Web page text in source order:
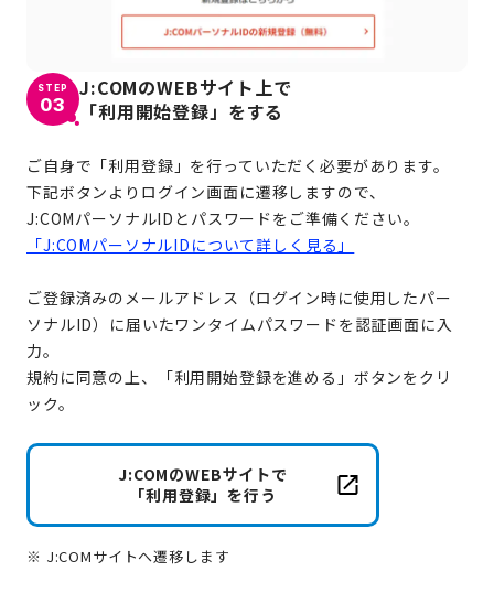
STEP
03
J:COMのWEBサイト上で
「利用開始登録」をする
ご自身で「利用登録」を行っていただく必要があります。
下記ボタンよりログイン画面に遷移しますので、
J:COMパーソナルIDとパスワードをご準備ください。
「J:COMパーソナルIDについて詳しく見る」
ご登録済みのメールアドレス（ログイン時に使用したパー
ソナルID）に届いたワンタイムパスワードを認証画面に入
力。
規約に同意の上、「利用開始登録を進める」ボタンをクリ
ック。
J:COMのWEBサイトで
「利用登録」を行う
※ J:COMサイトへ遷移します